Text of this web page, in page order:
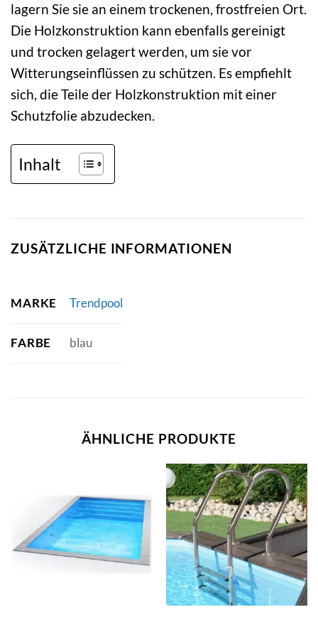
lagern Sie sie an einem trockenen, frostfreien Ort.
Die Holzkonstruktion kann ebenfalls gereinigt
und trocken gelagert werden, um sie vor
Witterungseinflüssen zu schützen. Es empfiehlt
sich, die Teile der Holzkonstruktion mit einer
Schutzfolie abzudecken.
Inhalt
ZUSÄTZLICHE INFORMATIONEN
MARKE Trendpool
FARBE blau
ÄHNLICHE PRODUKTE